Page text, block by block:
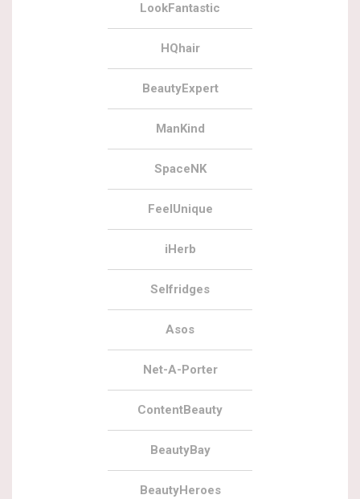
LookFantastic
HQhair
BeautyExpert
ManKind
SpaceNK
FeelUnique
iHerb
Selfridges
Asos
Net-A-Porter
ContentBeauty
BeautyBay
BeautyHeroes